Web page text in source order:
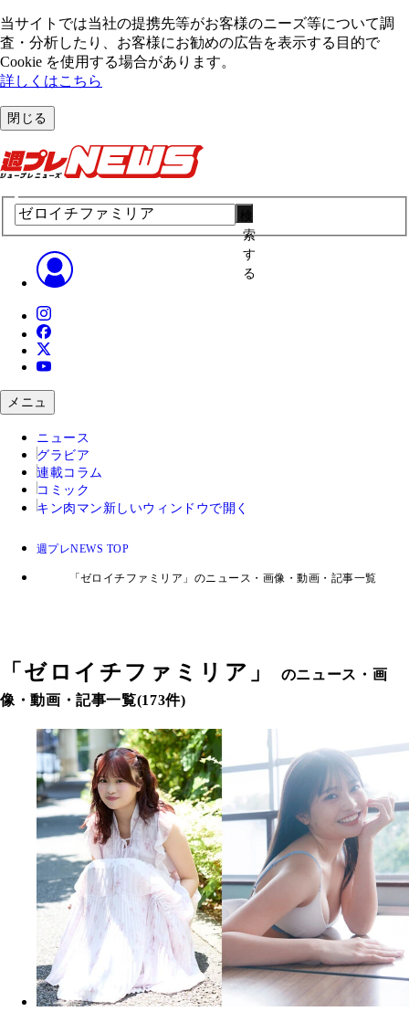
当サイトでは当社の提携先等がお客様のニーズ等について調
査・分析したり、お客様にお勧めの広告を表⽰する⽬的で
Cookie を使⽤する場合があります。
詳しくはこちら
閉じる
索
す
る
メニュ
ニュース
グラビア
連載コラム
コミック
キン肉マン 新しいウィンドウで開く
週プレNEWS TOP
「ゼロイチファミリア」のニュース・画像・動画・記事一覧
「 ゼロイチファミリア 」
のニュース・画
像・動画・記事一覧(173件)